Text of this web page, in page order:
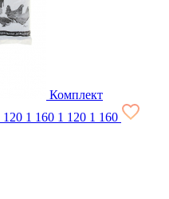
Комплект
120 1 160 1 120 1 160